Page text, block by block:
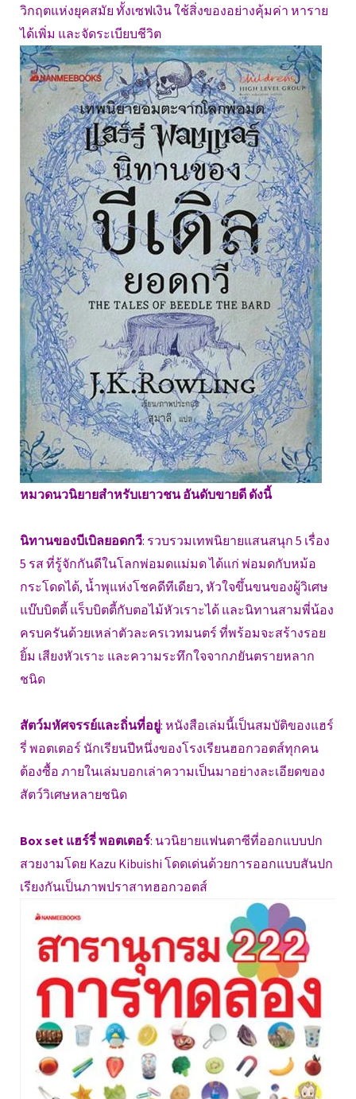
วิกฤตแห่งยุคสมัย ทั้งเซฟเงิน ใช้สิ่งของอย่างคุ้มค่า หาราย
ได้เพิ่ม และจัดระเบียบชีวิต
หมวดนวนิยายสำหรับเยาวชน อันดับขายดี ดังนี้
นิทานของบีเบิลยอดกวี: รวบรวมเทพนิยายแสนสนุก 5 เรื่อง
5 รส ที่รู้จักกันดีในโลกพ่อมดแม่มด ได้แก่ พ่อมดกับหม้อ
กระโดดได้, น้ำพุแห่งโชคดีทีเดียว, หัวใจขึ้นขนของผู้วิเศษ
แบ๊บบิตตี้ แร็บบิตตี้กับตอไม้หัวเราะได้ และนิทานสามพี่น้อง
ครบครันด้วยเหล่าตัวละครเวทมนตร์ ที่พร้อมจะสร้างรอย
ยิ้ม เสียงหัวเราะ และความระทึกใจจากภยันตรายหลาก
ชนิด
สัตว์มหัศจรรย์และถิ่นที่อยู่: หนังสือเล่มนี้เป็นสมบัติของแฮร์
รี่ พอตเตอร์ นักเรียนปีหนึ่งของโรงเรียนฮอกวอตส์ทุกคน
ต้องซื้อ ภายในเล่มบอกเล่าความเป็นมาอย่างละเอียดของ
สัตว์วิเศษหลายชนิด
Box set แฮร์รี่ พอตเตอร์: นวนิยายแฟนตาซีที่ออกแบบปก
สวยงามโดย Kazu Kibuishi โดดเด่นด้วยการออกแบบสันปก
เรียงกันเป็นภาพปราสาทฮอกวอตส์